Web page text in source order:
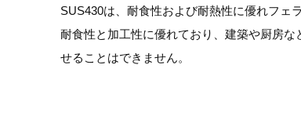
SUS430は、耐食性および耐熱性に優れフェ
耐食性と加工性に優れており、建築や厨房
せることはできません。